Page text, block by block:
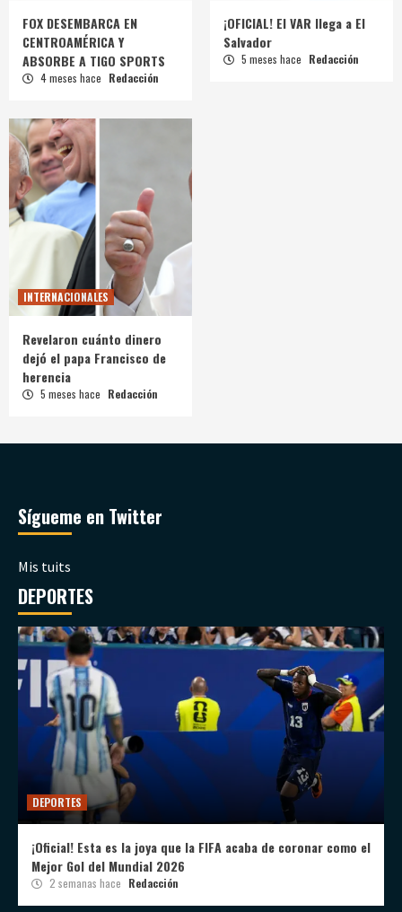
FOX DESEMBARCA EN
CENTROAMÉRICA Y
ABSORBE A TIGO SPORTS
4 meses hace Redacción
¡OFICIAL! El VAR llega a El
Salvador
5 meses hace Redacción
INTERNACIONALES
Revelaron cuánto dinero
dejó el papa Francisco de
herencia
5 meses hace Redacción
Sígueme en Twitter
Mis tuits
DEPORTES
DEPORTES
¡Oficial! Esta es la joya que la FIFA acaba de coronar como el
Mejor Gol del Mundial 2026
2 semanas hace Redacción